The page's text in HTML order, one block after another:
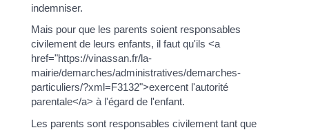
indemniser.
Mais pour que les parents soient responsables
civilement de leurs enfants, il faut qu'ils <a
href="https://vinassan.fr/la-
mairie/demarches/administratives/demarches-
particuliers/?xml=F3132">exercent l'autorité
parentale</a> à l'égard de l'enfant.
Les parents sont responsables civilement tant que